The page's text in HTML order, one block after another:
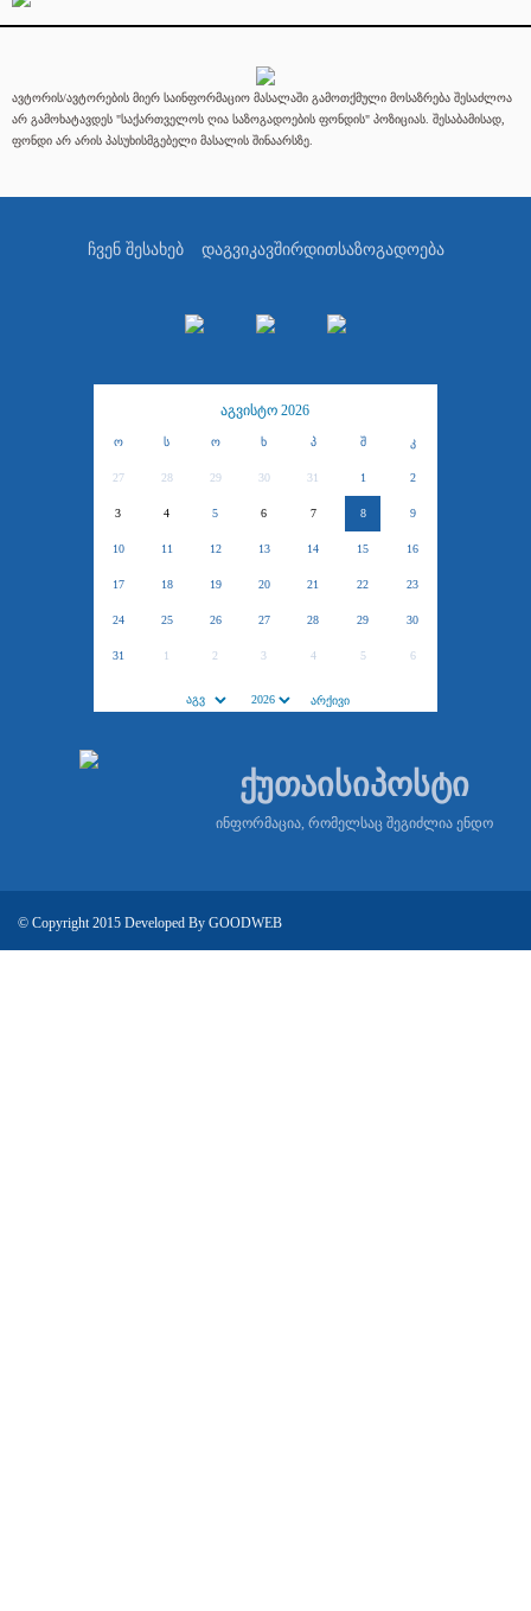
ავტორის/ავტორების მიერ საინფორმაციო მასალაში გამოთქმული მოსაზრება შესაძლოა
არ გამოხატავდეს "საქართველოს ღია საზოგადოების ფონდის" პოზიციას. შესაბამისად,
ფონდი არ არის პასუხისმგებელი მასალის შინაარსზე.
ჩვენ შესახებ დაგვიკავშირდითსაზოგადოება
აგვისტო 2026
ო ს ო ხ პ შ კ
27 28 29 30 31 1 2
3 4 5 6 7 8 9
10 11 12 13 14 15 16
17 18 19 20 21 22 23
24 25 26 27 28 29 30
31 1 2 3 4 5 6
ქუთაისიპოსტი
ინფორმაცია, რომელსაც შეგიძლია ენდო
© Copyright 2015 Developed By GOODWEB